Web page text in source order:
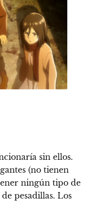
sin ellos.
(no tienen
ningún tipo de
pesadillas. Los